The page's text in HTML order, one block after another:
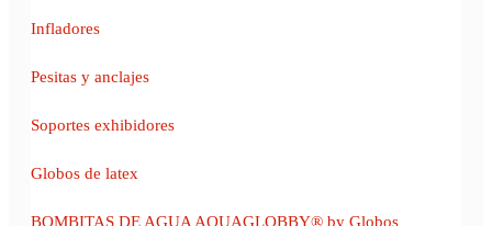
Infladores
Pesitas y anclajes
Soportes exhibidores
Globos de latex
BOMBITAS DE AGUA AQUAGLOBBY® by Globos